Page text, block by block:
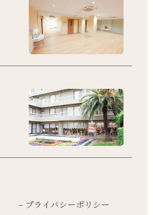
– プライバシーポリシー